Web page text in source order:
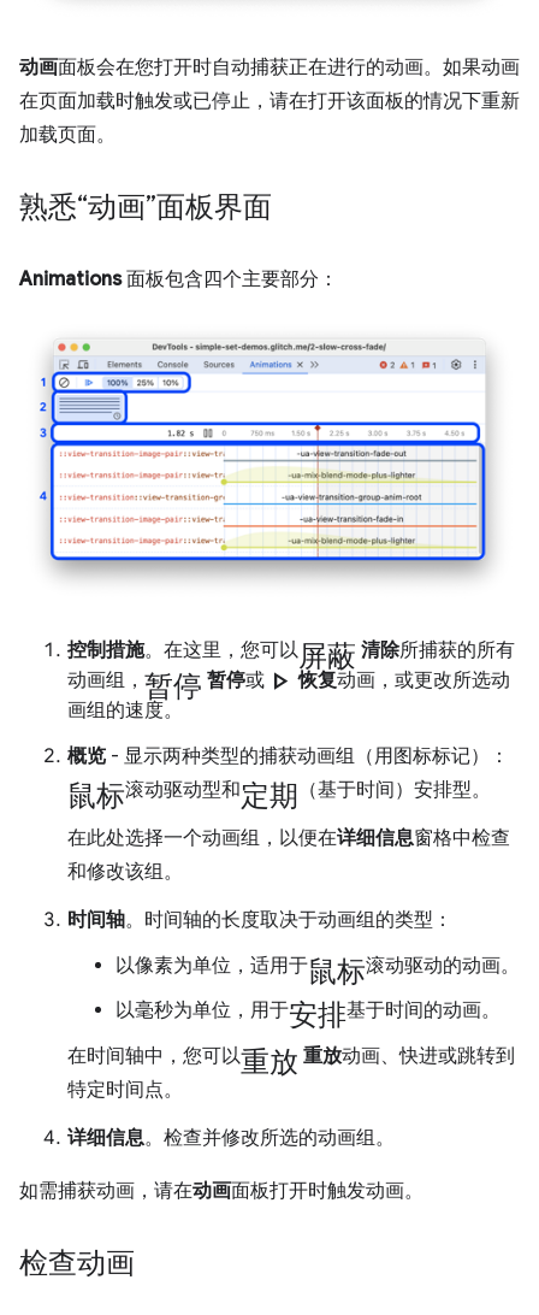
动画面板会在您打开时自动捕获正在进行的动画。如果动画
在页面加载时触发或已停止，请在打开该面板的情况下重新
加载页面。
熟悉“动画”面板界面
Animations面板包含四个主要部分：
控制措施。在这里，您可以 屏蔽 清除所捕获的所有
动画组， 暂停 暂停或 play_arrow 恢复动画，或更改所选动
画组的速度。
概览 - 显示两种类型的捕获动画组（用图标标记）：
鼠标滚动驱动型和定期 （基于时间）安排型。
在此处选择一个动画组，以便在详细信息窗格中检查
和修改该组。
时间轴。时间轴的长度取决于动画组的类型：
以像素为单位，适用于鼠标滚动驱动的动画。
以毫秒为单位，用于安排基于时间的动画。
在时间轴中，您可以重放 重放动画、快进或跳转到
特定时间点。
详细信息。检查并修改所选的动画组。
如需捕获动画，请在动画面板打开时触发动画。
检查动画